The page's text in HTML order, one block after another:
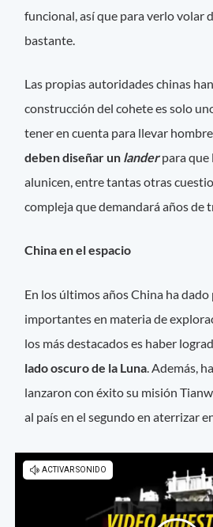
funcional, así que para verlo volar
bastante.
Las propias autoridades chinas
construcción del cohete es solo
tener en cuenta para llevar
deben diseñar un landerpara que
alunicen, entre tantas otras
compleja que demandará años de
China en el espacio
En los últimos años China ha dado
importantes en materia de
los más destacados es haber
lado oscuro de la Luna . Además,
lanzaron con éxito su misión
al país en el segundo en aterrizar